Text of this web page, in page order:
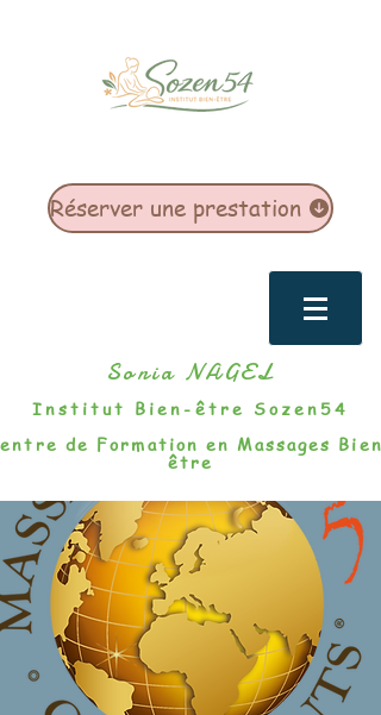
Réserver une prestation
Sonia NAGEL
Institut Bien-être Sozen54
de Formation en Massages Bien-
être